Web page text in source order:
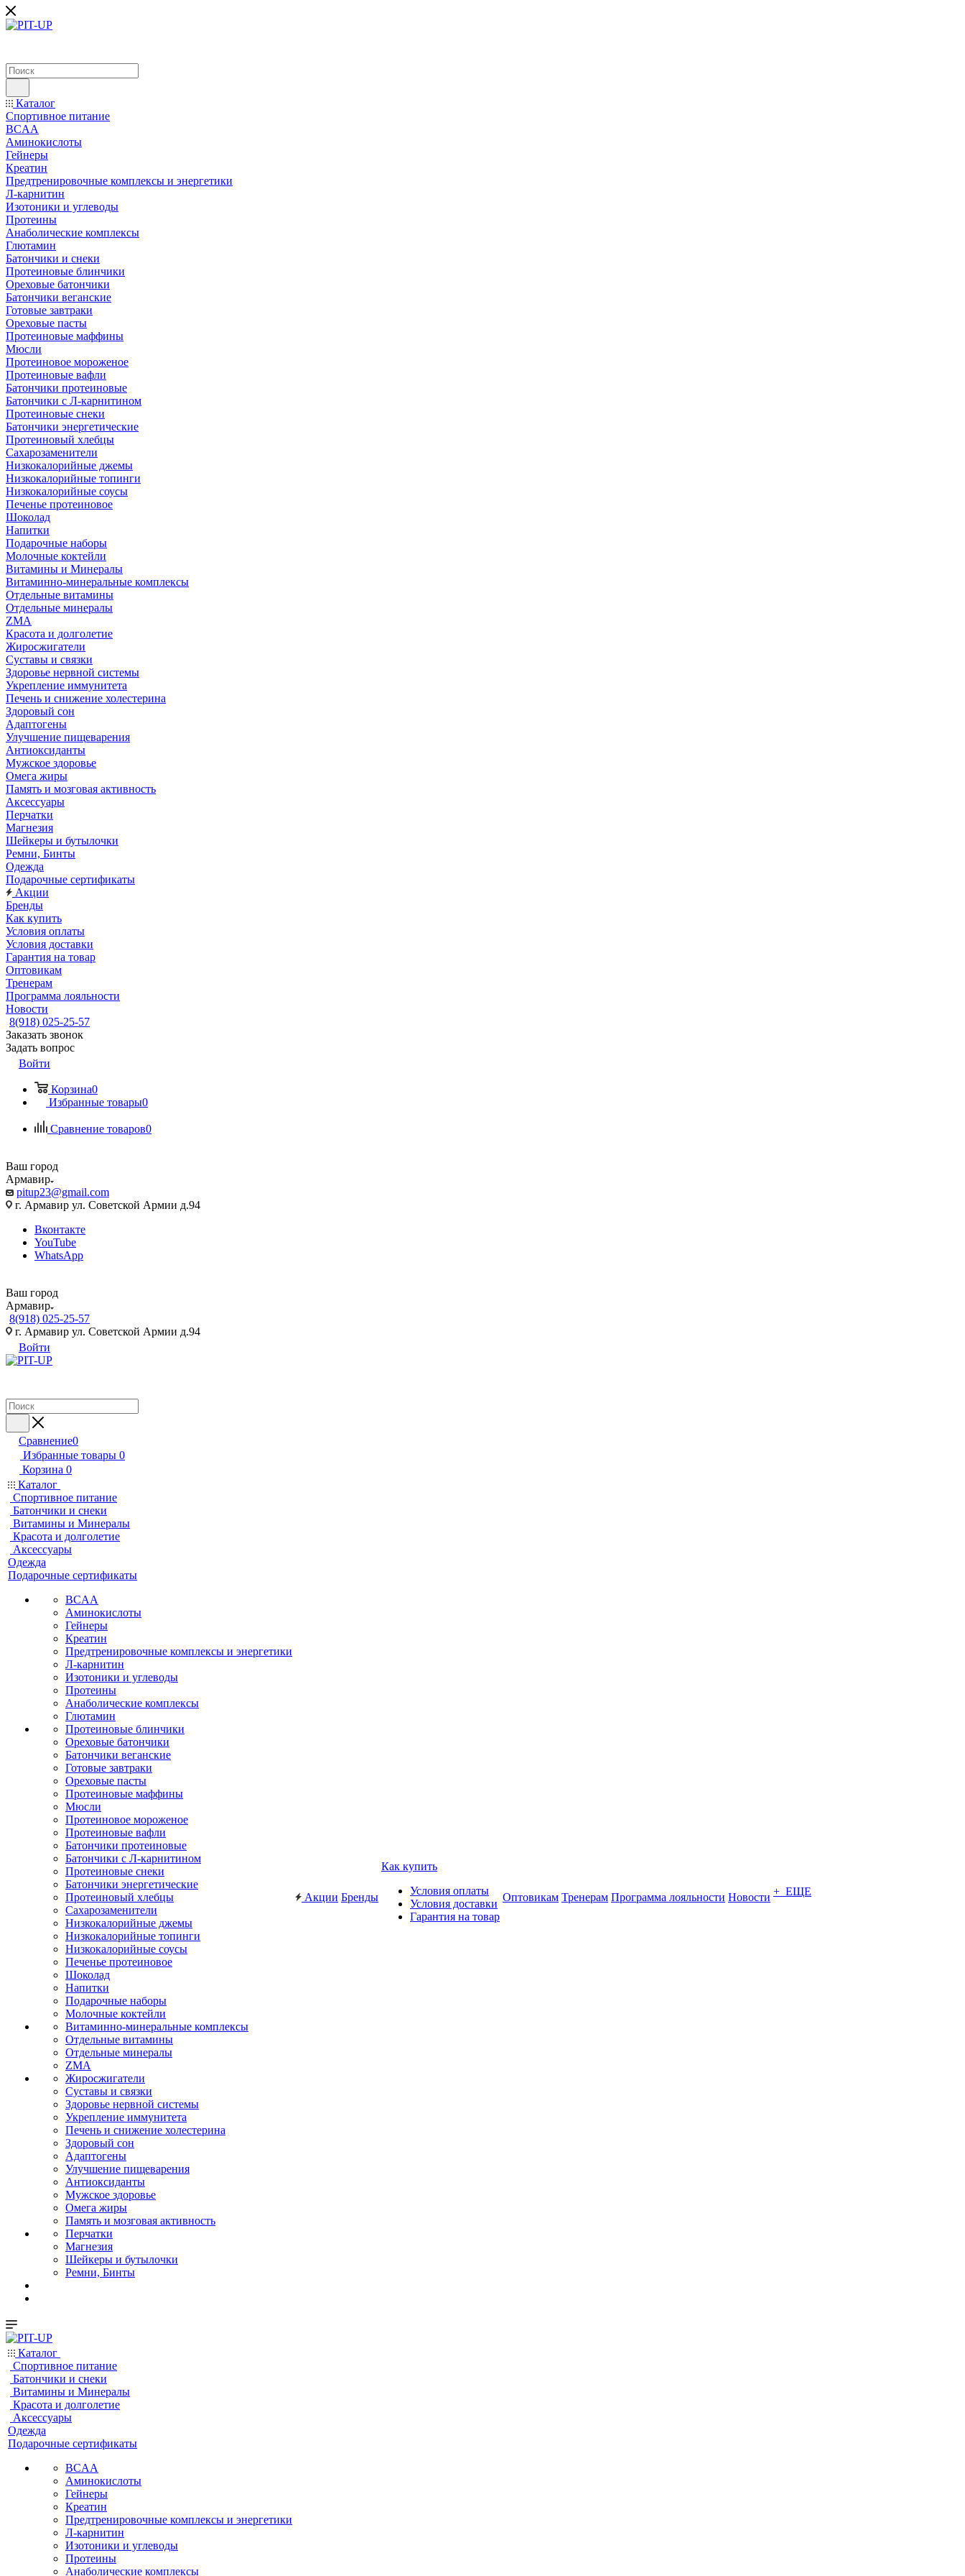
Каталог
Спортивное питание
BCAA
Аминокислоты
Гейнеры
Креатин
Предтренировочные комплексы и энергетики
Л-карнитин
Изотоники и углеводы
Протеины
Анаболические комплексы
Глютамин
Батончики и снеки
Протеиновые блинчики
Ореховые батончики
Батончики веганские
Готовые завтраки
Ореховые пасты
Протеиновые маффины
Мюсли
Протеиновое мороженое
Протеиновые вафли
Батончики протеиновые
Батончики с Л-карнитином
Протеиновые снеки
Батончики энергетические
Протеиновый хлебцы
Сахарозаменители
Низкокалорийные джемы
Низкокалорийные топинги
Низкокалорийные соусы
Печенье протеиновое
Шоколад
Напитки
Подарочные наборы
Молочные коктейли
Витамины и Минералы
Витаминно-минеральные комплексы
Отдельные витамины
Отдельные минералы
ZMA
Красота и долголетие
Жиросжигатели
Суставы и связки
Здоровье нервной системы
Укрепление иммунитета
Печень и снижение холестерина
Здоровый сон
Адаптогены
Улучшение пищеварения
Антиоксиданты
Мужское здоровье
Омега жиры
Память и мозговая активность
Аксессуары
Перчатки
Магнезия
Шейкеры и бутылочки
Ремни, Бинты
Одежда
Подарочные сертификаты
Акции
Бренды
Как купить
Условия оплаты
Условия доставки
Гарантия на товар
Оптовикам
Тренерам
Программа лояльности
Новости
8(918) 025-25-57
Заказать звонок
Задать вопрос
Войти
Корзина0
Избранные товары0
Сравнение товаров0
Ваш город
Армавир
pitup23@gmail.com
г. Армавир ул. Советской Армии д.94
Вконтакте
YouTube
WhatsApp
Ваш город
Армавир
8(918) 025-25-57
г. Армавир ул. Советской Армии д.94
Войти
Сравнение0
Избранные товары 0
Корзина 0
Каталог
Спортивное питание
Батончики и снеки
Витамины и Минералы
Красота и долголетие
Аксессуары
Одежда
Подарочные сертификаты
BCAA
Аминокислоты
Гейнеры
Креатин
Предтренировочные комплексы и энергетики
Л-карнитин
Изотоники и углеводы
Протеины
Анаболические комплексы
Глютамин
Протеиновые блинчики
Ореховые батончики
Батончики веганские
Готовые завтраки
Ореховые пасты
Протеиновые маффины
Мюсли
Протеиновое мороженое
Протеиновые вафли
Батончики протеиновые
Батончики с Л-карнитином
Протеиновые снеки
Батончики энергетические
Протеиновый хлебцы
Сахарозаменители
Низкокалорийные джемы
Низкокалорийные топинги
Низкокалорийные соусы
Печенье протеиновое
Шоколад
Напитки
Подарочные наборы
Молочные коктейли
Витаминно-минеральные комплексы
Отдельные витамины
Отдельные минералы
ZMA
Жиросжигатели
Суставы и связки
Здоровье нервной системы
Укрепление иммунитета
Печень и снижение холестерина
Здоровый сон
Адаптогены
Улучшение пищеварения
Антиоксиданты
Мужское здоровье
Омега жиры
Память и мозговая активность
Перчатки
Магнезия
Шейкеры и бутылочки
Ремни, Бинты
Акции Бренды
Как купить
Условия оплаты
Условия доставки
Гарантия на товар
Оптовикам Тренерам Программа лояльности Новости + ЕЩЕ
Каталог
Спортивное питание
Батончики и снеки
Витамины и Минералы
Красота и долголетие
Аксессуары
Одежда
Подарочные сертификаты
BCAA
Аминокислоты
Гейнеры
Креатин
Предтренировочные комплексы и энергетики
Л-карнитин
Изотоники и углеводы
Протеины
Анаболические комплексы